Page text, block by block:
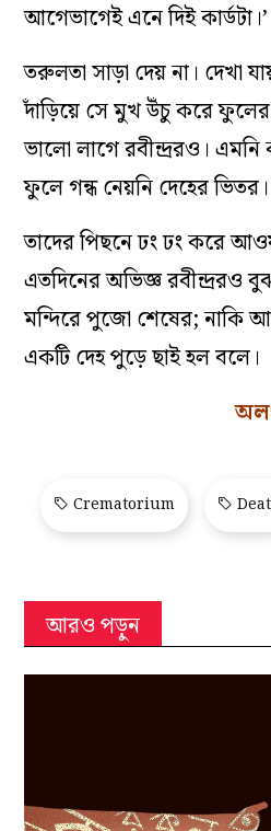
আগেভাগেই এনে দিই কার্ডটা।’
তরুলতা সাড়া দেয় না। দেখা
দাঁড়িয়ে সে মুখ উঁচু করে
ভালো লাগে রবীন্দ্ররও।
ফুলে গন্ধ নেয়নি দেহের
তাদের পিছনে ঢং ঢং করে
এতদিনের অভিজ্ঞ রবীন্দ্ররও
মন্দিরে পুজো শেষের; নাকি
একটি দেহ পুড়ে ছাই হল বলে।
Crematorium
আরও পড়ুন